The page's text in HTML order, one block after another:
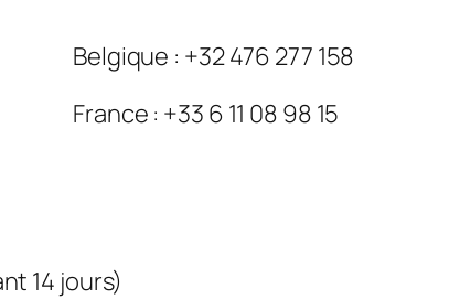
Belgique : +32 476 277 158
France : +33 6 11 08 98 15
14 jours)